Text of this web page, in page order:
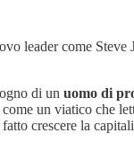
leader come Steve
di un uomo di
un viatico che
crescere la